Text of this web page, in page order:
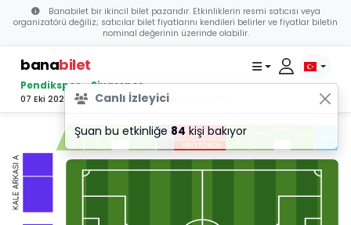
Banabilet bir ikincil bilet pazarıdır. Etkinliklerin resmi satıcısı veya
organizatörü değiliz; satıcılar bilet fiyatlarını kendileri belirler ve fiyatlar biletin
nominal değerinin üzerinde olabilir.
banabilet
Pendikspor - Sivasspor
07 Eki 2023 13:30 - Pendik Stadyumu, İSTANBUL
Canlı İzleyici
Şuan bu etkinliğe 84 kişi bakıyor